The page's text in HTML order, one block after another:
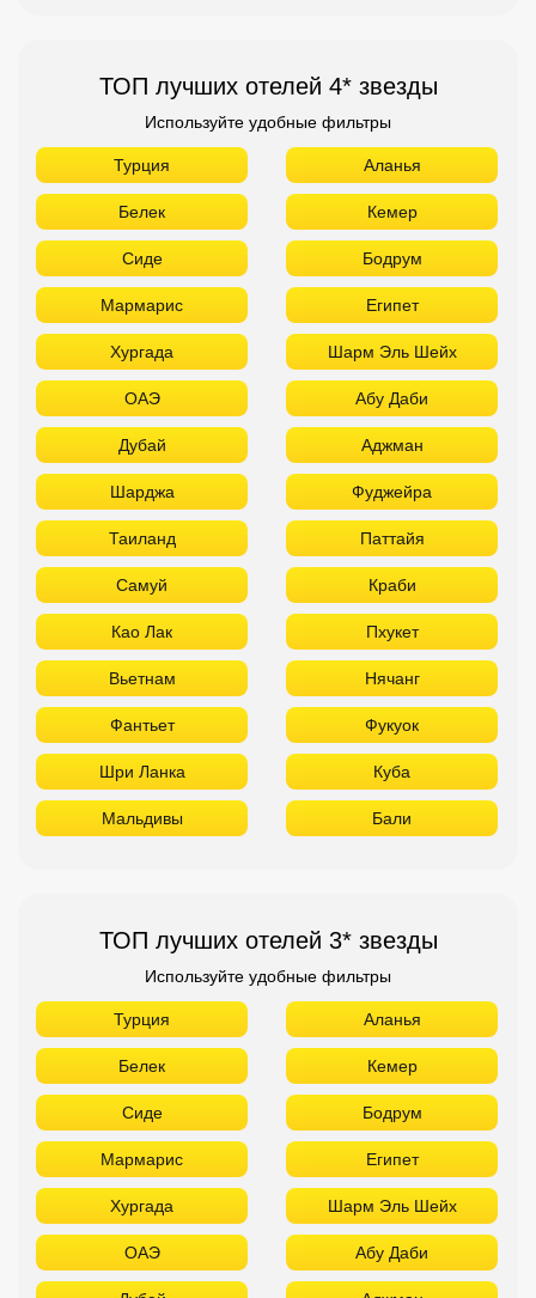
ТОП лучших отелей 4* звезды
Используйте удобные фильтры
Турция Аланья
Белек Кемер
Сиде Бодрум
Мармарис Египет
Хургада Шарм Эль Шейх
ОАЭ Абу Даби
Дубай Аджман
Шарджа Фуджейра
Таиланд Паттайя
Самуй Краби
Као Лак Пхукет
Вьетнам Нячанг
Фантьет Фукуок
Шри Ланка Куба
Мальдивы Бали
ТОП лучших отелей 3* звезды
Используйте удобные фильтры
Турция Аланья
Белек Кемер
Сиде Бодрум
Мармарис Египет
Хургада Шарм Эль Шейх
ОАЭ Абу Даби